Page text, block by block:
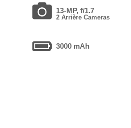
13-MP, f/1.7
2 Arrière Cameras
3000 mAh